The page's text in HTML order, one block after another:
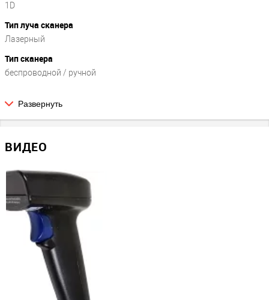
1D
Тип луча сканера
Лазерный
Тип сканера
беспроводной / ручной
Параметры сканирования
100
Прочие
Производитель
Mercury Equipment
Развернуть
ВИДЕО